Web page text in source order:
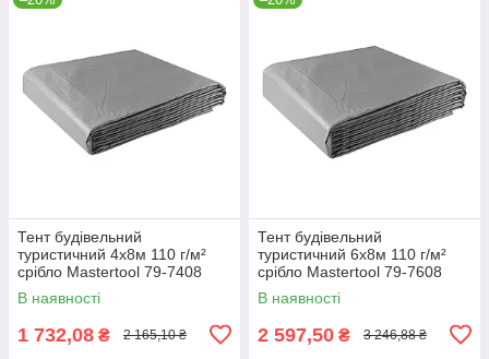
Тент будівельний
туристичний 4х8м 110 г/м²
срібло Mastertool 79-7408
В наявності
1 732,08 ₴ 2 165,10 ₴
Тент будівельний
туристичний 6х8м 110 г/м²
срібло Mastertool 79-7608
В наявності
2 597,50 ₴ 3 246,88 ₴